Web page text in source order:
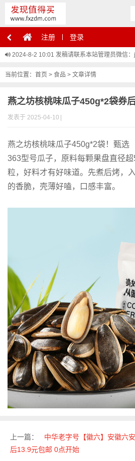
注册 登录
2024-8-2 10:01 发稿请联系本站管理员微信
当前位置： 首页 > 食品 > 文章详情
燕之坊核桃味瓜子450g*2袋券
发表于 2025-04-10
燕之坊核桃味瓜子450g*2袋！甄选
363型号瓜子，原料每颗果盘直径
粒，好料才有好味道。先煮后烤，
的香脆，壳薄好嗑，口感丰富。
上一篇：
中华老字号【徽六】安徽六
后13.9元包邮 0点开始